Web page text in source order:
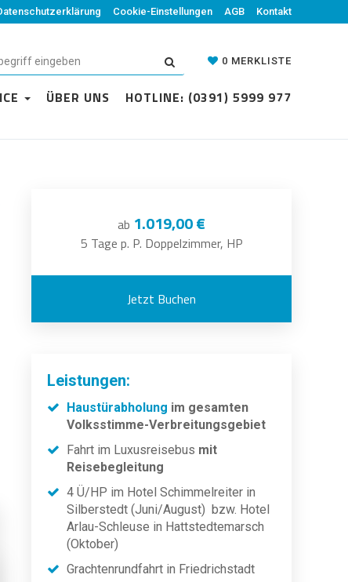
Cookie-Einstellungen AGB Kontakt
0 MERKLISTE
ÜBER UNS HOTLINE: (0391) 5999 977
ab 1.019,00 €
5 Tage p. P. Doppelzimmer, HP
Jetzt Buchen
Leistungen:
Haustürabholung im gesamten
Volksstimme-Verbreitungsgebiet
Fahrt im Luxusreisebus mit
Reisebegleitung
4 Ü/HP im Hotel Schimmelreiter in
Silberstedt (Juni/August) bzw. Hotel
Arlau-Schleuse in Hattstedtemarsch
(Oktober)
Grachtenrundfahrt in Friedrichstadt